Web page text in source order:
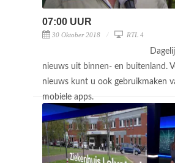
07:00 UUR
30 Oktober 2018 RTL 4
nieuws uit binnen- en buitenland.
nieuws kunt u ook gebruikmaken
mobiele apps.